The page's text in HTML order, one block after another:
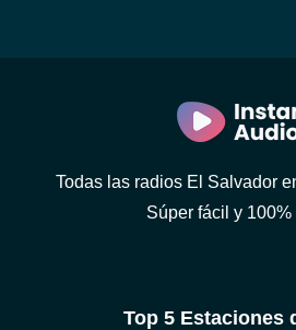
Todas las radios El Salvador
Súper fácil y 100%
Top 5 Estaciones